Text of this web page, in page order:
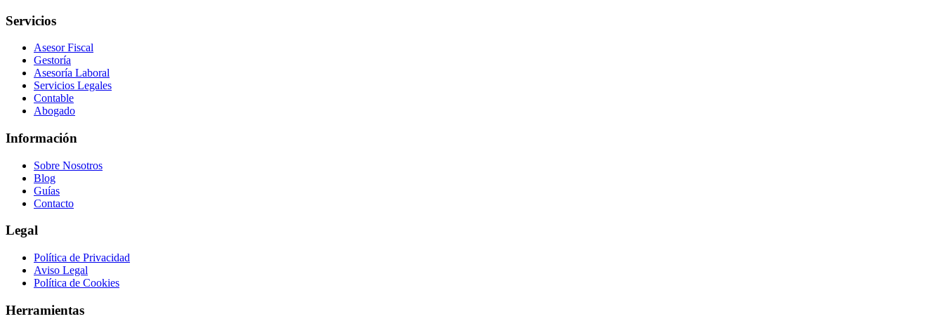
Servicios
Asesor Fiscal
Gestoría
Asesoría Laboral
Servicios Legales
Contable
Abogado
Información
Sobre Nosotros
Blog
Guías
Contacto
Legal
Política de Privacidad
Aviso Legal
Política de Cookies
Herramientas